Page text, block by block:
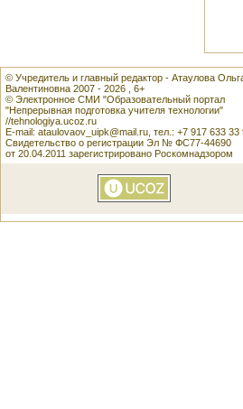
© Учредитель и главный редактор - Атаулова
Валентиновна 2007 - 2026 , 6+
© Электронное СМИ "Образовательный портал
"Непрерывная подготовка учителя технологии"
//tehnologiya.ucoz.ru
E-mail: ataulovaov_uipk@mail.ru, тел.: +7 917 633 33
Свидетельство о регистрации Эл № ФС77-44690
от 20.04.2011 зарегистрировано Роскомнадзором